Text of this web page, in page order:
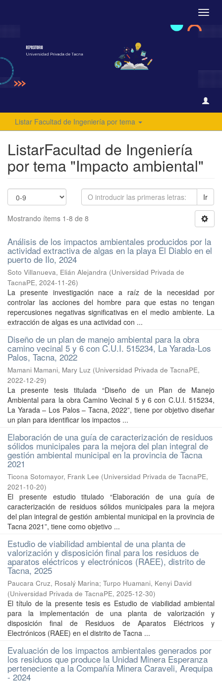
Listar Facultad de Ingeniería por tema
ListarFacultad de Ingeniería
por tema "Impacto ambiental"
Ir
Mostrando ítems 1-8 de 8
Análisis de los impactos ambientales producidos por la
actividad extractiva de algas en la playa El Diablo en el
puerto de Ilo, 2024
Soto Villanueva, Elián Alejandra (Universidad Privada de
TacnaPE, 2024-11-26)
La presente investigación nace a raíz de la necesidad por
controlar las acciones del hombre para que estas no tengan
repercusiones negativas significativas en el medio ambiente. La
extracción de algas es una actividad con ...
Diseño de un plan de manejo ambiental para la obra
camino vecinal 5 y 6 con C.U.I. 515234, La Yarada-Los
Palos, Tacna, 2022
Mamani Mamani, Mary Luz (Universidad Privada de TacnaPE,
2022-12-29)
La presente tesis titulada “Diseño de un Plan de Manejo
Ambiental para la obra Camino Vecinal 5 y 6 con C.U.I. 515234,
La Yarada – Los Palos – Tacna, 2022”, tiene por objetivo diseñar
un plan para identificar los impactos ...
Elaboración de una guía de caracterización de residuos
sólidos municipales para la mejora del plan integral de
gestión ambiental municipal en la provincia de Tacna
2021
Ticona Sotomayor, Frank Lee (Universidad Privada de TacnaPE,
2021-10-20)
El presente estudio titulado “Elaboración de una guía de
caracterización de residuos sólidos municipales para la mejora
del plan integral de gestión ambiental municipal en la provincia de
Tacna 2021”, tiene como objetivo ...
Estudio de viabilidad ambiental de una planta de
valorización y disposición final para los residuos de
aparatos eléctricos y electrónicos (RAEE), distrito de
Tacna, 2025
Paucara Cruz, Rosalý Marina; Turpo Huamani, Kenyi David
(Universidad Privada de TacnaPE, 2025-12-30)
El título de la presente tesis es Estudio de viabilidad ambiental
para la implementación de una planta de valorización y
disposición final de Residuos de Aparatos Eléctricos y
Electrónicos (RAEE) en el distrito de Tacna ...
Evaluación de los impactos ambientales generados por
los residuos que produce la Unidad Minera Esperanza
perteneciente a la Compañía Minera Caraveli, Arequipa
- 2024